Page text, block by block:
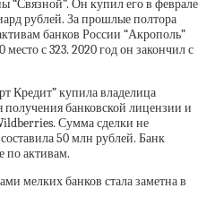
“Связной”. Он купил его в феврале
рублей. За прошлые полтора
банков России “Акрополь”
с 323. 2020 год он закончил с
Кредит” купила владелица
получения банковской лицензии и
Сумма сделки не
50 млн рублей. Банк
по активам.
мелких банков стала заметна в